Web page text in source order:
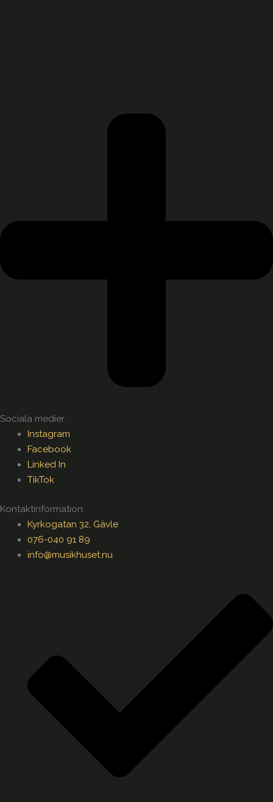
Sociala medier
Instagram
Facebook
Linked In
TikTok
Kontaktinformation
Kyrkogatan 32, Gävle
076-040 91 89
info@musikhuset.nu